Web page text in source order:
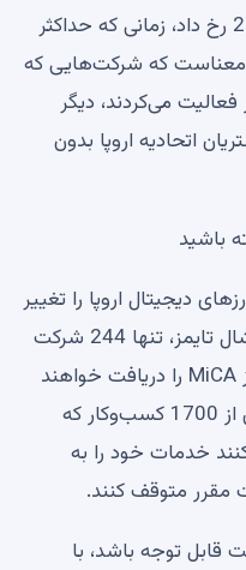
نقطه عطف نهایی در 1 ژوئیه 2026 رخ داد، زمانی که حداکثر
معناست که شرکت‌هایی که
می‌کردند، دیگر
اتحادیه اروپا بدون
باشید
دیجیتال اروپا را تغییر
داده است. بر اساس گزارش فایننشال تایمز، تنها 244 شرکت
رمزنگاری تا پایان ژوئن 2026 مجوز MiCA را دریافت خواهند
کرد، در حالی که انتظار می‌رود بیش از 1700 کسب‌وکار که
خدمات خود را به
مقرر متوقف کنند.
قابل توجه باشد، با